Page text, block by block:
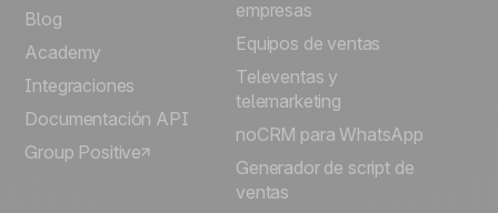
Português
Italiano
Deutsch
Blog
Academy
Integraciones
Documentación API
Group Positive
empresas
Equipos de ventas
Televentas y
telemarketing
noCRM para WhatsApp
Generador de script de
ventas